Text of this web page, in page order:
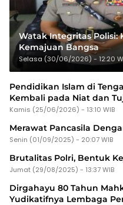
Watak Integritas Polisi:
Kemajuan Bangsa
Selasa (30/06/2026) - 12:20
Pendidikan Islam di
Kembali pada Niat dan
Kamis (25/06/2026) - 13:10 WIB
Merawat Pancasila
Senin (01/09/2025) - 20:07 WIB
Brutalitas Polri, Bentuk
Jumat (29/08/2025) - 13:37 WIB
Dirgahayu 80 Tahun
Yudikatifnya Lembaga